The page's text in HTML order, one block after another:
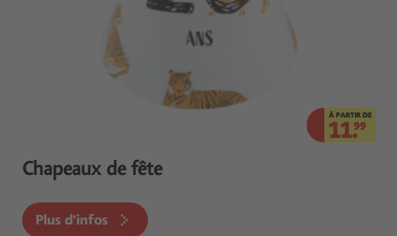
À PARTIR DE
11.99
Chapeaux de fête
Plus d'infos